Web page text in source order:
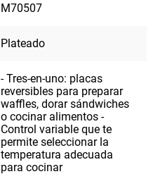
M70507
Plateado
- Tres-en-uno: placas
reversibles para preparar
waffles, dorar sándwiches
o cocinar alimentos -
Control variable que te
permite seleccionar la
temperatura adecuada
para cocinar